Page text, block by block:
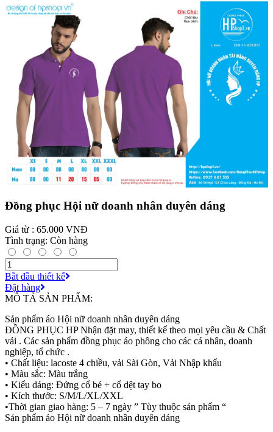
Đồng phục Hội nữ doanh nhân duyên dáng
Giá từ : 65.000 VNĐ
Tình trạng: Còn hàng
Bắt đầu thiết kế
Đặt hàng
MÔ TẢ SẢN PHẨM:
Sản phẩm áo Hội nữ doanh nhân duyên dáng
ĐỒNG PHỤC HP Nhận đặt may, thiết kế theo mọi yêu cầu & Chất
vải . Các sản phẩm đồng phục áo phông cho các cá nhân, doanh
nghiệp, tổ chức .
• Chất liệu: lacoste 4 chiều, vải Sài Gòn, Vải Nhập khẩu
• Màu sắc: Màu trắng
• Kiểu dáng: Đứng cổ bẻ + cổ dệt tay bo
• Kích thước: S/M/L/XL/XXL
•Thời gian giao hàng: 5 – 7 ngày ” Tùy thuộc sản phẩm “
Sản phẩm áo Hội nữ doanh nhân duyên dáng